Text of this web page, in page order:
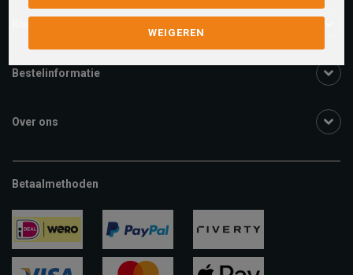
Bestelinformatie
Over ons
Betaalmethoden
ideal paypal riverty
WEIGEREN